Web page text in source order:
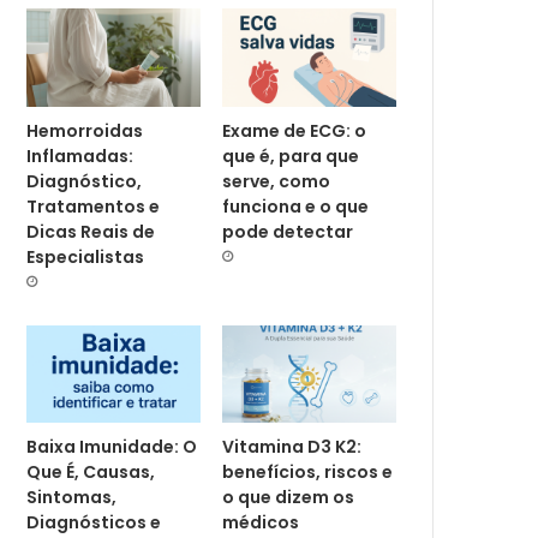
Hemorroidas
Inflamadas:
Diagnóstico,
Tratamentos e
Dicas Reais de
Especialistas
Exame de ECG: o
que é, para que
serve, como
funciona e o que
pode detectar
Baixa Imunidade: O
Que É, Causas,
Sintomas,
Diagnósticos e
Vitamina D3 K2:
benefícios, riscos e
o que dizem os
médicos